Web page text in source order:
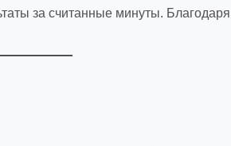
за считанные минуты.